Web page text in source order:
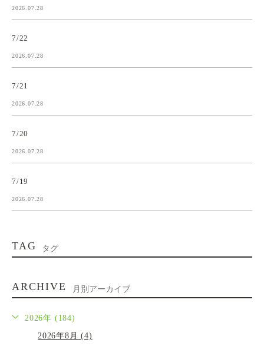
2026.07.28
7/22
2026.07.28
7/21
2026.07.28
7/20
2026.07.28
7/19
2026.07.28
TAG タグ
ARCHIVE 月別アーカイブ
2026年 (184)
2026年8月 (4)